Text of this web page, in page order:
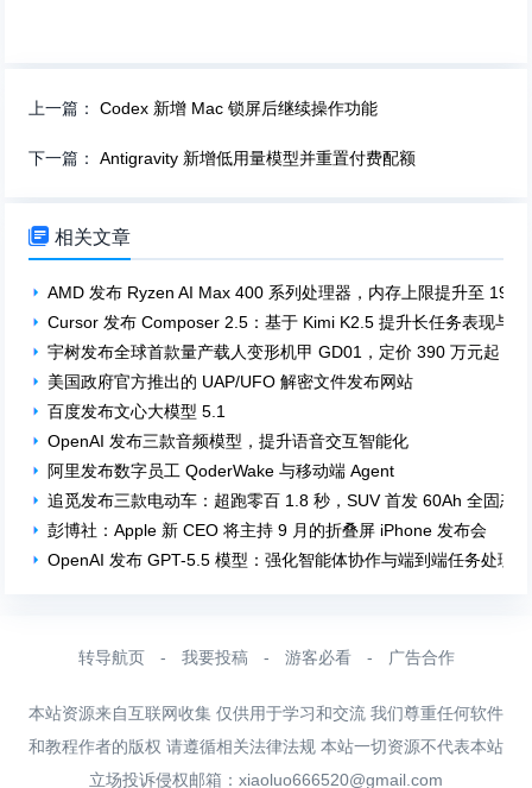
上一篇：Codex 新增 Mac 锁屏后继续操作功能
下一篇：Antigravity 新增低用量模型并重置付费配额
 相关文章
AMD 发布 Ryzen AI Max 400 系列处理器，内存上限提升至 192
Cursor 发布 Composer 2.5：基于 Kimi K2.5 提升长任务表现与
宇树发布全球首款量产载人变形机甲 GD01，定价 390 万元起
美国政府官方推出的 UAP/UFO 解密文件发布网站
百度发布文心大模型 5.1
OpenAI 发布三款音频模型，提升语音交互智能化
阿里发布数字员工 QoderWake 与移动端 Agent
追觅发布三款电动车：超跑零百 1.8 秒，SUV 首发 60Ah 全固态
彭博社：Apple 新 CEO 将主持 9 月的折叠屏 iPhone 发布会
OpenAI 发布 GPT-5.5 模型：强化智能体协作与端到端任务处理
转导航页 - 我要投稿 - 游客必看 - 广告合作
本站资源来自互联网收集 仅供用于学习和交流 我们尊重任何软件
和教程作者的版权 请遵循相关法律法规 本站一切资源不代表本站
立场投诉侵权邮箱： xiaoluo666520@gmail.com